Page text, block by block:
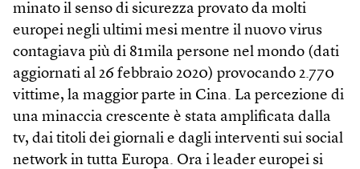
minato il senso di sicurezza provato da molti
europei negli ultimi mesi mentre il nuovo virus
contagiava più di 81mila persone nel mondo (dati
aggiornati al 26 febbraio 2020) provocando 2.770
vittime, la maggior parte in Cina. La percezione di
una minaccia crescente è stata amplificata dalla
tv, dai titoli dei giornali e dagli interventi sui social
network in tutta Europa. Ora i leader europei si